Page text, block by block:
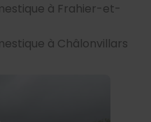
à Frahier-et-
à Châlonvillars